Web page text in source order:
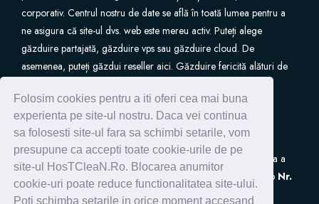
Folosim cookies pentru a iti oferi cea mai buna
experienta pe site-ul nostru. Daca vei continua
sa folosesti site-ul fara sa schimbi setarile, vom
presupune ca accepti toate cookie-urile de pe
site-ul HosTCleaN.Ro. Blocarea anumitor
cookie-uri poate reduce functionalitatea site-ului.
Poti schimba setarile in orice moment accesand
VPN
Înregistrare domeniu nou
Transfer domenii
corporativ. Centrul nostru de date se află în toată lumea pentru a
ne asigura că site-ul dvs. web este mereu activ. Puteți alege
găzduire partajată, găzduire vps sau găzduire cloud. De
asemenea, puteți găzdui reseller aici. Găzduire fericită alături de
S.C. HostClean S.R.L
este inscrisa in Registrul de Evidenta a
Prelucrarilor de Date cu Caracter Personal (ANSPDCP) sub Nr.
0005266